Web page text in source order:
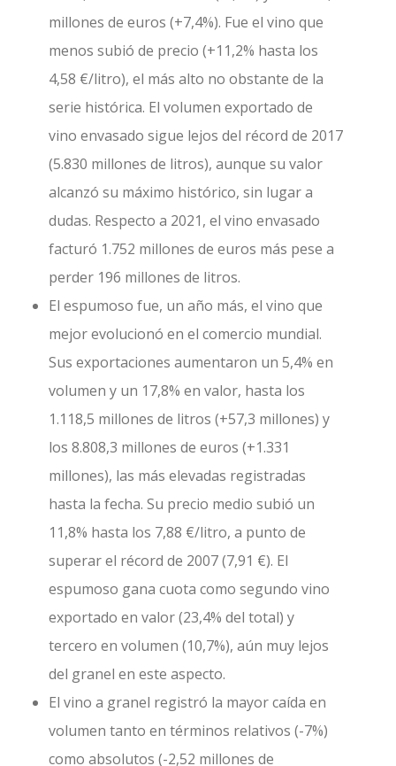
millones de euros (+7,4%). Fue el vino que
menos subió de precio (+11,2% hasta los
4,58 €/litro), el más alto no obstante de la
serie histórica. El volumen exportado de
vino envasado sigue lejos del récord de 2017
(5.830 millones de litros), aunque su valor
alcanzó su máximo histórico, sin lugar a
dudas. Respecto a 2021, el vino envasado
facturó 1.752 millones de euros más pese a
perder 196 millones de litros.
El espumoso fue, un año más, el vino que
mejor evolucionó en el comercio mundial.
Sus exportaciones aumentaron un 5,4% en
volumen y un 17,8% en valor, hasta los
1.118,5 millones de litros (+57,3 millones) y
los 8.808,3 millones de euros (+1.331
millones), las más elevadas registradas
hasta la fecha. Su precio medio subió un
11,8% hasta los 7,88 €/litro, a punto de
superar el récord de 2007 (7,91 €). El
espumoso gana cuota como segundo vino
exportado en valor (23,4% del total) y
tercero en volumen (10,7%), aún muy lejos
del granel en este aspecto.
El vino a granel registró la mayor caída en
volumen tanto en términos relativos (-7%)
como absolutos (-2,52 millones de